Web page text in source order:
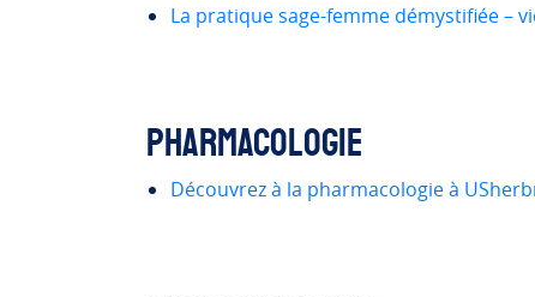
La pratique sage-femme démystifiée –
Pharmacologie
Découvrez à la pharmacologie à